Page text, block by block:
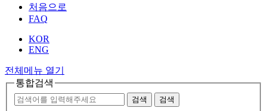
처음으로
FAQ
KOR
ENG
전체메뉴 열기
통합검색